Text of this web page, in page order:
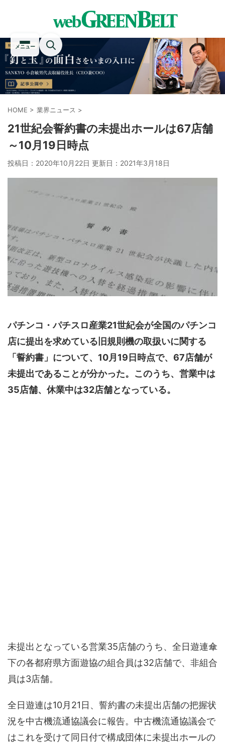
メニュー
HOME > 業界ニュース >
21世紀会誓約書の未提出ホールは67店舗
～10月19日時点
投稿日：2020年10月22日 更新日： 2021年3月18日
パチンコ・パチスロ産業21世紀会が全国のパチンコ
店に提出を求めている旧規則機の取扱いに関する
「誓約書」について、10月19日時点で、67店舗が
未提出であることが分かった。このうち、営業中は
35店舗、休業中は32店舗となっている。
未提出となっている営業35店舗のうち、全日遊連傘
下の各都府県方面遊協の組合員は32店舗で、非組合
員は3店舗。
全日遊連は10月21日、誓約書の未提出店舗の把握状
況を中古機流通協議会に報告。中古機流通協議会で
はこれを受けて同日付で構成団体に未提出ホールの